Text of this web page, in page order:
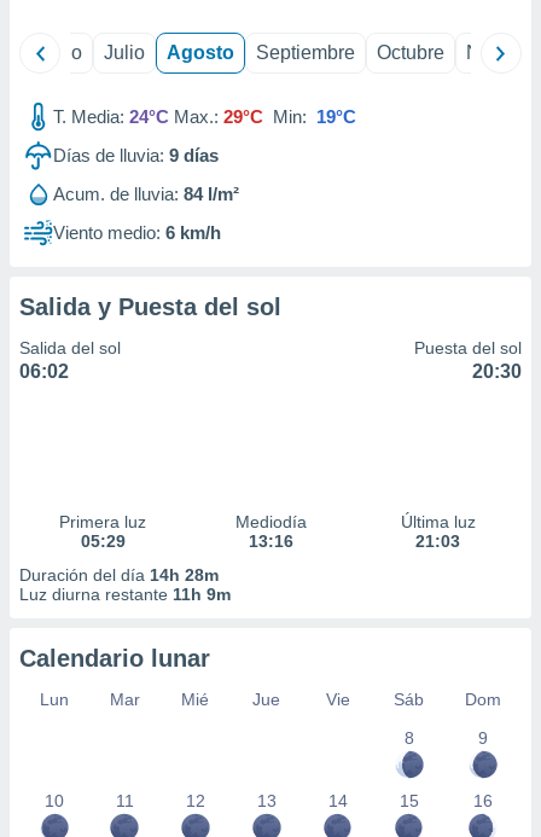
Junio Julio Agosto Septiembre Octubre
T. Media: 24°C Max.: 29°C Min: 19°C
Días de lluvia: 9 días
Acum. de lluvia: 84 l/m²
Viento medio: 6 km/h
Salida y Puesta del sol
Salida del sol
06:02
Puesta del sol
20:30
Primera luz
05:29
Mediodía
13:16
Última luz
21:03
Duración del día 14h 28m
Luz diurna restante 11h 9m
Calendario lunar
Lun Mar Mié Jue Vie Sáb
Dom
8
9
10 11 12 13 14 15 16